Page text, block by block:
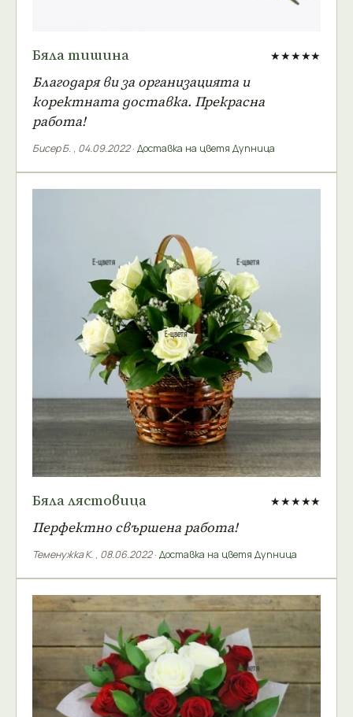
Бяла тишина ★★★★★
Благодаря ви за организацията и
коректната доставка. Прекрасна
работа!
Бисер Б. , 04.09.2022· Доставка на цветя Дупница
Бяла лястовица ★★★★★
Перфектно свършена работа!
Теменужка К. , 08.06.2022· Доставка на цветя Дупница